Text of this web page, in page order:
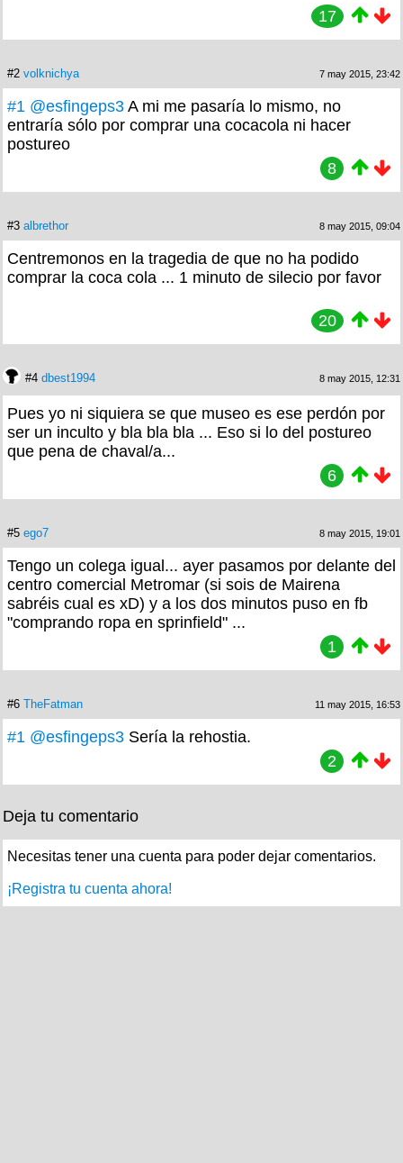
17
#2 volknichya 7 may 2015, 23:42
#1 @esfingeps3 A mi me pasaría lo mismo, no
entraría sólo por comprar una cocacola ni hacer
postureo
8
#3 albrethor 8 may 2015, 09:04
Centremonos en la tragedia de que no ha podido
comprar la coca cola ... 1 minuto de silecio por favor
20
#4 dbest1994 8 may 2015, 12:31
Pues yo ni siquiera se que museo es ese perdón por
ser un inculto y bla bla bla ... Eso si lo del postureo
que pena de chaval/a...
6
#5 ego7 8 may 2015, 19:01
Tengo un colega igual... ayer pasamos por delante del
centro comercial Metromar (si sois de Mairena
sabréis cual es xD) y a los dos minutos puso en fb
"comprando ropa en sprinfield" ...
1
#6 TheFatman 11 may 2015, 16:53
#1 @esfingeps3 Sería la rehostia.
2
Deja tu comentario
Necesitas tener una cuenta para poder dejar comentarios.
¡Registra tu cuenta ahora!